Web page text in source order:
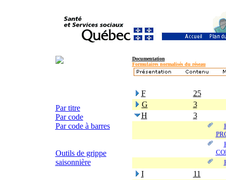
Documentation
Formulaires normalisés du réseau
Par titre
Par code
Par code à barres
Outils de grippe
saisonnière
F
25
G
3
H
3
I
11